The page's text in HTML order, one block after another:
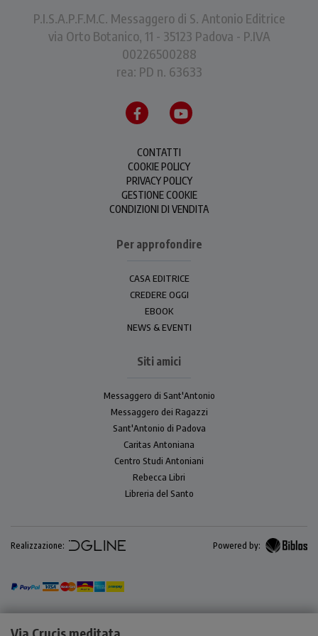
P.I.S.A.P.F.M.C. Messaggero di S. Antonio Editrice
via Orto Botanico, 11 - 35123 Padova - P.IVA
00226500288
rea: PD n. 63633
CONTATTI
COOKIE POLICY
PRIVACY POLICY
GESTIONE COOKIE
CONDIZIONI DI VENDITA
Per approfondire
CASA EDITRICE
CREDERE OGGI
EBOOK
NEWS & EVENTI
Siti amici
Messaggero di Sant'Antonio
Messaggero dei Ragazzi
Sant'Antonio di Padova
Caritas Antoniana
Centro Studi Antoniani
Rebecca Libri
Libreria del Santo
Realizzazione: Powered by: